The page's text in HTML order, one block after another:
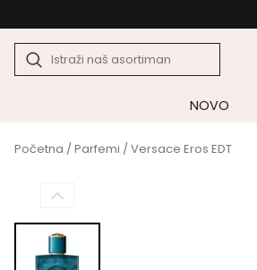
NOVO
Početna /Parfemi / Versace Eros EDT